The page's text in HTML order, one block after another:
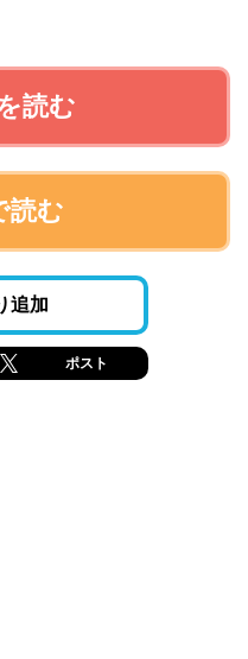
読む
読む
追加
ポスト